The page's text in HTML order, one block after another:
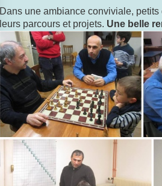
Dans une ambiance conviviale,
leurs parcours et projets. Une belle